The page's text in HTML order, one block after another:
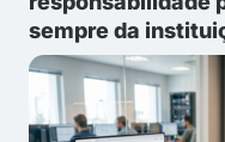
sempre da